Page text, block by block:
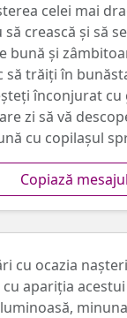
celei mai
crească și să
bună și
să trăiți în
înconjurat cu
zi să vă
cu copilașul
Copiază mesajul
cu ocazia
cu apariția